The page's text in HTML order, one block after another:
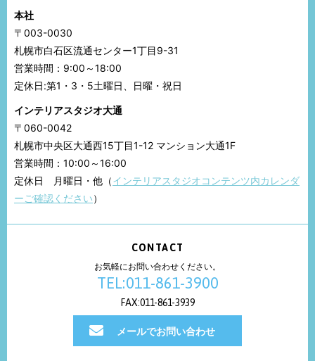
本社
〒003-0030
札幌市白石区流通センター1丁目9-31
営業時間：9:00～18:00
定休日:第1・3・5土曜日、日曜・祝日
インテリアスタジオ大通
〒060-0042
札幌市中央区大通西15丁目1-12 マンション大通1F
営業時間：10:00～16:00
定休日 月曜日・他（インテリアスタジオコンテンツ内カレンダ
ーご確認ください）
CONTACT
お気軽にお問い合わせください。
TEL:011-861-3900
FAX:011-861-3939
メールでお問い合わせ